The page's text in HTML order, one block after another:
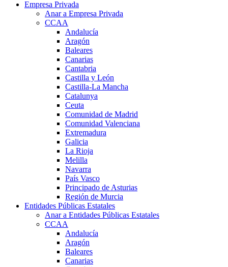
Empresa Privada
Anar a Empresa Privada
CCAA
Andalucía
Aragón
Baleares
Canarias
Cantabria
Castilla y León
Castilla-La Mancha
Catalunya
Ceuta
Comunidad de Madrid
Comunidad Valenciana
Extremadura
Galicia
La Rioja
Melilla
Navarra
País Vasco
Principado de Asturias
Región de Murcia
Entidades Públicas Estatales
Anar a Entidades Públicas Estatales
CCAA
Andalucía
Aragón
Baleares
Canarias